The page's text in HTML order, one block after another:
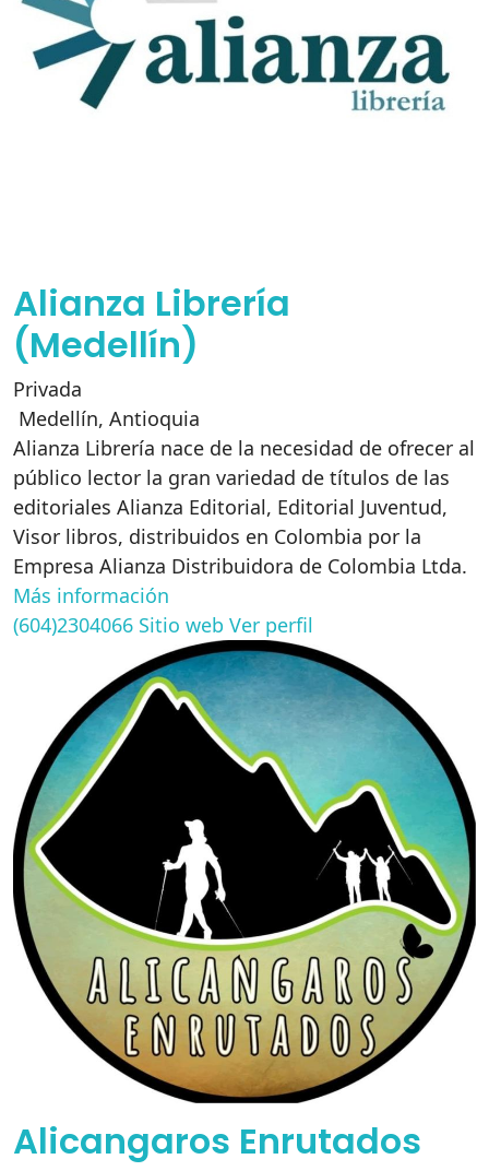
Alianza Librería
(Medellín)
Privada
Medellín, Antioquia
Alianza Librería nace de la necesidad de ofrecer al
público lector la gran variedad de títulos de las
editoriales Alianza Editorial, Editorial Juventud,
Visor libros, distribuidos en Colombia por la
Empresa Alianza Distribuidora de Colombia Ltda.
Más información
(604)2304066 Sitio web Ver perfil
Alicangaros Enrutados